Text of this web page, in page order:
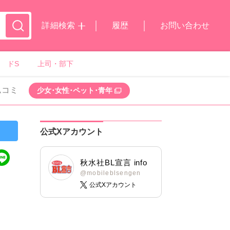
詳細検索
履歴 お問い合わせ
ドS 上司・部下
ミ 少女･女性･ペット･青年
公式Xアカウント
秋水社BL宣言 info
@mobileblsengen
公式Xアカウント